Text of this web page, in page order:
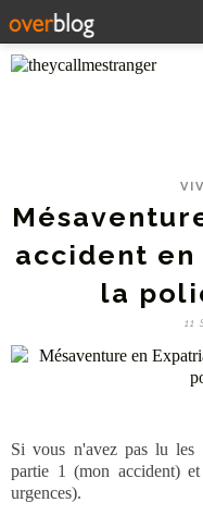
accident
la
11
Si vous n'avez pas lu les
partie 1 (mon accident) et
urgences).